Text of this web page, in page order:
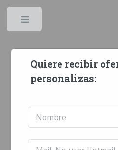
Ofertas empleo en
Quiere recibir
personalizas: